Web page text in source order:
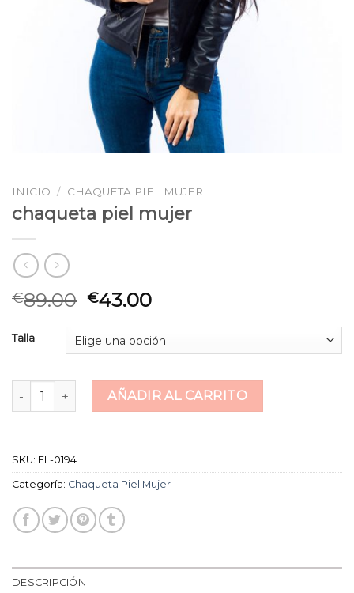
INICIO / CHAQUETA PIEL MUJER
chaqueta piel mujer
€89.00 €43.00
Talla
chaqueta piel mujer cantidadAÑADIR AL CARRITO
SKU: EL-0194
Categoría: Chaqueta Piel Mujer
DESCRIPCIÓN